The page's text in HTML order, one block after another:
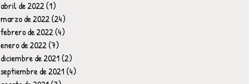
abril de 2022(1)
marzo de 2022(24)
febrero de 2022(4)
enero de 2022(7)
diciembre de 2021(2)
septiembre de 2021(4)